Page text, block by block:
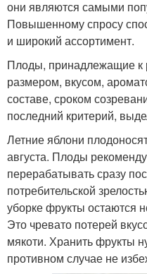
они являются самыми
Повышенному спросу
и широкий ассортимент.
Плоды, принадлежащие к
размером, вкусом,
составе, сроком
последний критерий,
Летние яблони
августа. Плоды
перерабатывать сразу
потребительской
уборке фрукты остаются
Это чревато потерей
мякоти. Хранить фрукты
противном случае не